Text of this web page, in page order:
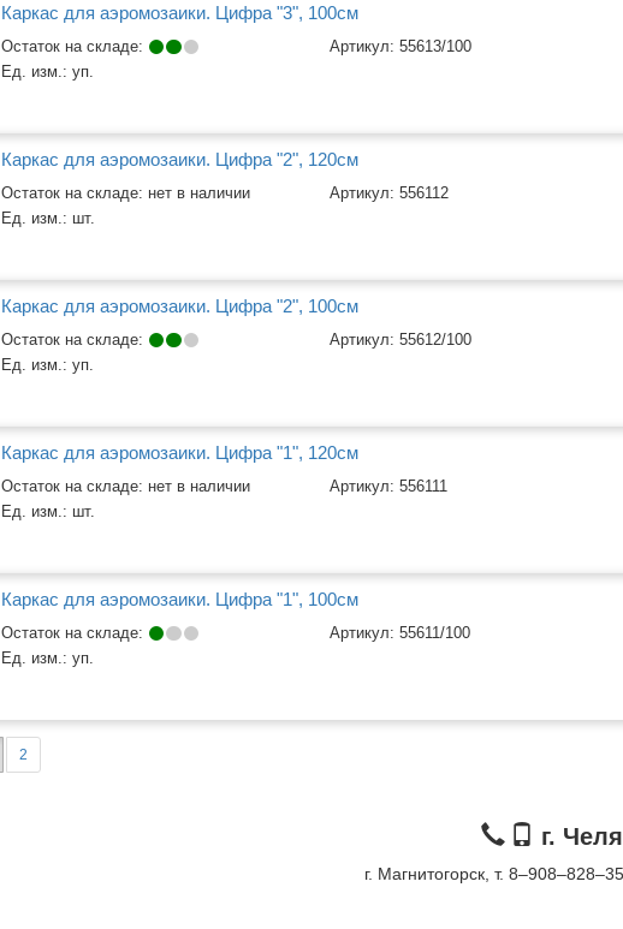
Каркас для аэромозаики. Цифра "3", 100см
Остаток на складе: Артикул:55613/100
Ед. изм.: уп.
Каркас для аэромозаики. Цифра "2", 120см
Остаток на складе: нет в наличии Артикул:556112
Ед. изм.: шт.
Каркас для аэромозаики. Цифра "2", 100см
Остаток на складе: Артикул:55612/100
Ед. изм.: уп.
Каркас для аэромозаики. Цифра "1", 120см
Остаток на складе: нет в наличии Артикул:556111
Ед. изм.: шт.
Каркас для аэромозаики. Цифра "1", 100см
Остаток на складе: Артикул:55611/100
Ед. изм.: уп.
2
г.
г. Магнитогорск, т.